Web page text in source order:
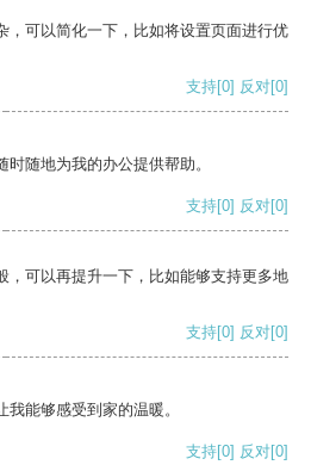
，可以简化一下，比如将设置页面进行优
支持[0] 反对[0]
随地为我的办公提供帮助。
支持[0] 反对[0]
，可以再提升一下，比如能够支持更多地
支持[0] 反对[0]
能够感受到家的温暖。
支持[0] 反对[0]